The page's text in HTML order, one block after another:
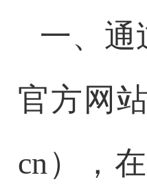
一、通
官方网
cn），